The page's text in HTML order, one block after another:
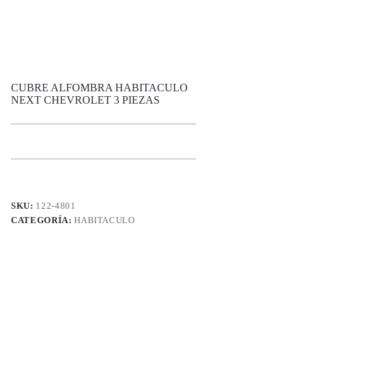
CUBRE ALFOMBRA HABITACULO
NEXT CHEVROLET 3 PIEZAS
SKU: 122-4801
CATEGORÍA:HABITACULO